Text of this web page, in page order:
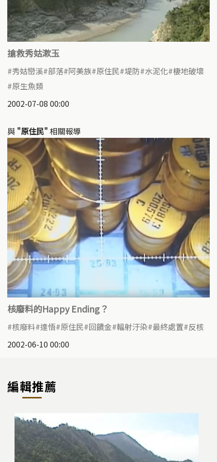
搶救秀姑漱玉
秀姑巒溪 部落 阿美族 原住民 堤防 水泥化 棲地破壞
原生魚類
2002-07-08 00:00
與 "原住民" 相關報導
核廢料的Happy Ending？
核廢料 達悟 原住民 回饋金 輻射汙染 最終處置 反核
2002-06-10 00:00
編輯推薦